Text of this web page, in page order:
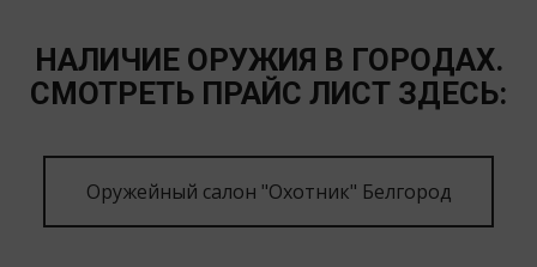
НАЛИЧИЕ ОРУЖИЯ В ГОРОДАХ.
СМОТРЕТЬ ПРАЙС ЛИСТ ЗДЕСЬ:
Оружейный салон "Охотник" Белгород